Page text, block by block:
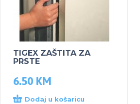
TIGEX ZAŠTITA ZA
PRSTE
6.50 KM
Dodaj u košaricu